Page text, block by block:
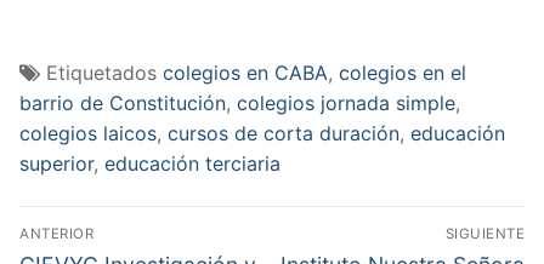
Etiquetados colegios en CABA, colegios en el
barrio de Constitución, colegios jornada simple,
colegios laicos, cursos de corta duración, educación
superior, educación terciaria
Navegación
ANTERIOR SIGUIENTE